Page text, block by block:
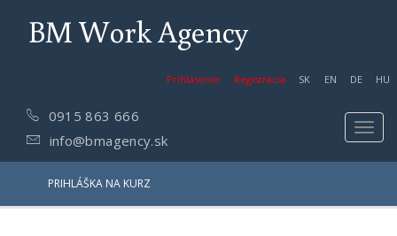
BM Work Agency
Prihlásenie Registrácia SK EN DE HU
0915 863 666
info@bmagency.sk
PRIHLÁŠKA NA KURZ